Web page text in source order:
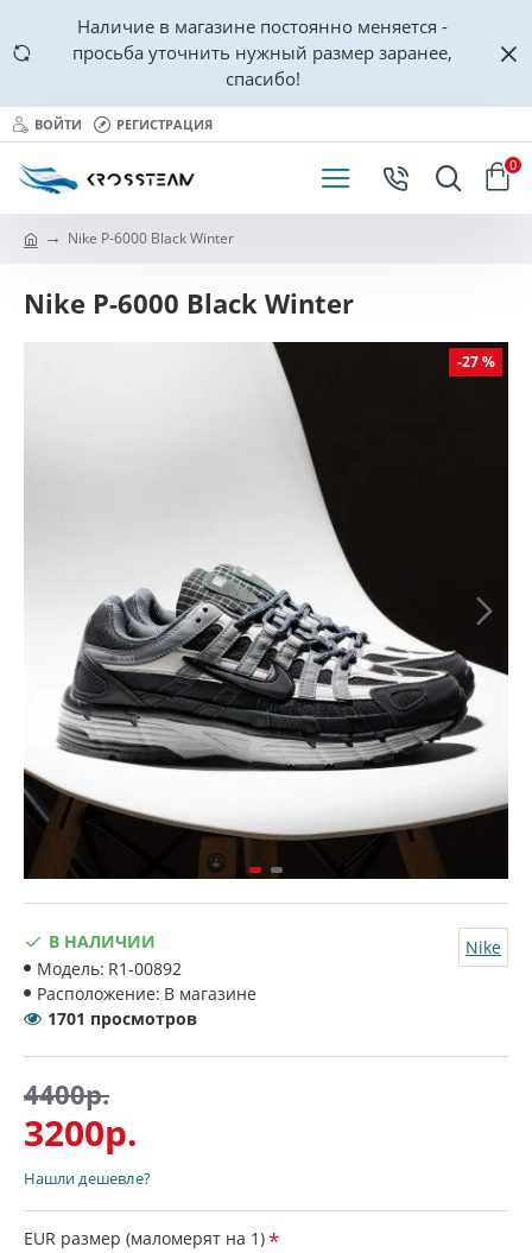
Наличие в магазине постоянно меняется -
просьба уточнить нужный размер заранее,
спасибо!
ВОЙТИ РЕГИСТРАЦИЯ
0
Nike P-6000 Black Winter
Nike P-6000 Black Winter
-27 %
3200р.
4400р.
В НАЛИЧИИ
Модель: R1-00892
Расположение: В магазине
Nike
1701 просмотров
EUR размер (маломерят на 1)
Нашли дешевле?